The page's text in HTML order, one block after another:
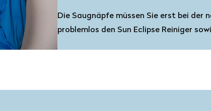
Die Saugnäpfe müssen Sie erst bei der
problemlos den Sun Eclipse Reiniger